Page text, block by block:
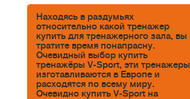
Находясь в раздумьях
относительно какой тренажер
купить для тренажерного зала, вы
тратите время понапрасну.
Очевидный выбор купить
тренажёры V-Sport, эти тренажеры
изготавливаются в Европе и
расходятся по всему миру.
Очевидно купить V-Sport на